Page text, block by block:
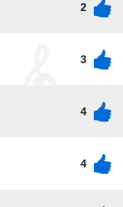
2
3
4
4